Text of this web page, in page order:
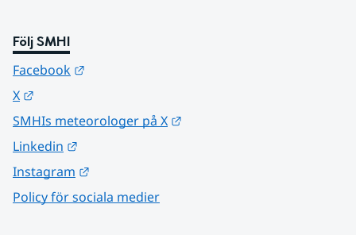
Följ SMHI
Facebook
X
SMHIs meteorologer på X
Linkedin
Instagram
Policy för sociala medier